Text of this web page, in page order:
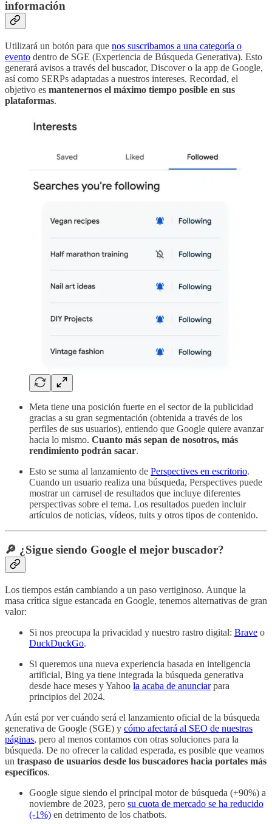
información
Utilizará un botón para que nos suscribamos a una categoría o
evento dentro de SGE (Experiencia de Búsqueda Generativa). Esto
generará avisos a través del buscador, Discover o la app de Google,
así como SERPs adaptadas a nuestros intereses. Recordad, el
objetivo es mantenernos el máximo tiempo posible en sus
plataformas.
Meta tiene una posición fuerte en el sector de la publicidad
gracias a su gran segmentación (obtenida a través de los
perfiles de sus usuarios), entiendo que Google quiere avanzar
hacia lo mismo. Cuanto más sepan de nosotros, más
rendimiento podrán sacar.
Esto se suma al lanzamiento de Perspectives en escritorio.
Cuando un usuario realiza una búsqueda, Perspectives puede
mostrar un carrusel de resultados que incluye diferentes
perspectivas sobre el tema. Los resultados pueden incluir
artículos de noticias, vídeos, tuits y otros tipos de contenido.
🔎 ¿Sigue siendo Google el mejor buscador?
Los tiempos están cambiando a un paso vertiginoso. Aunque la
masa crítica sigue estancada en Google, tenemos alternativas de gran
valor:
Si nos preocupa la privacidad y nuestro rastro digital: Brave o
DuckDuckGo.
Si queremos una nueva experiencia basada en inteligencia
artificial, Bing ya tiene integrada la búsqueda generativa
desde hace meses y Yahoo la acaba de anunciarpara
principios del 2024.
Aún está por ver cuándo será el lanzamiento oficial de la búsqueda
generativa de Google (SGE) y cómo afectará al SEO de nuestras
páginas, pero al menos contamos con otras soluciones para la
búsqueda. De no ofrecer la calidad esperada, es posible que veamos
un traspaso de usuarios desde los buscadores hacia portales más
específicos.
Google sigue siendo el principal motor de búsqueda (+90%) a
noviembre de 2023, pero su cuota de mercado se ha reducido
(-1%) en detrimento de los chatbots.